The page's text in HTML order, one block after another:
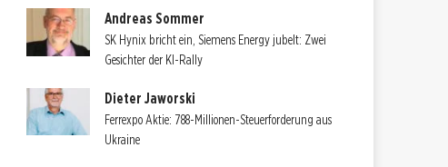
Andreas Sommer
SK Hynix bricht ein, Siemens Energy jubelt: Zwei
Gesichter der KI-Rally
Dieter Jaworski
Ferrexpo Aktie: 788-Millionen-Steuerforderung aus
Ukraine